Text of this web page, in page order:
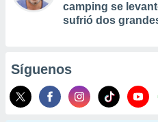
camping se
sufrió dos
Síguenos